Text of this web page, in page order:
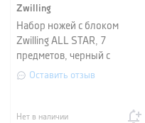
Zwilling
Набор ножей с блоком
Zwilling ALL STAR, 7
предметов, черный с
бежевым
Оставить отзыв
Нет в наличии